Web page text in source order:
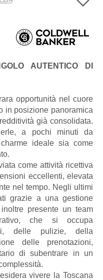
AUTENTICO DI
opportunità nel cuore
in posizione panoramica
già consolidata.
a pochi minuti da
ideale sia come
come attività ricettiva
eccellenti, elevata
nel tempo. Negli ultimi
grazie a una gestione
presente un team
che si occupa
delle pulizie, della
delle prenotazioni,
di subentrare in un
vivere la Toscana